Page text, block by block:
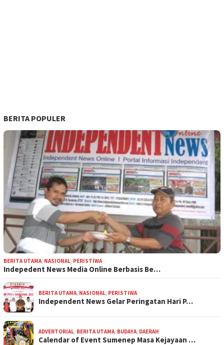
BERITA POPULER
BERITA UTAMA NASIONAL PERISTIWA
Indepedent News Media Online Berbasis Be…
BERITA UTAMA NASIONAL PERISTIWA
Independent News Gelar Peringatan Hari P…
ADVERTORIAL BERITA UTAMA BUDAYA DAERAH
Calendar of Event Sumenep Masa Kejayaan …